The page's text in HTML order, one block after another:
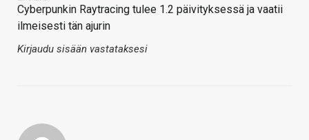
Cyberpunkin Raytracing tulee 1.2 päivityksessä ja vaatii
ilmeisesti tän ajurin
Kirjaudu sisään vastataksesi